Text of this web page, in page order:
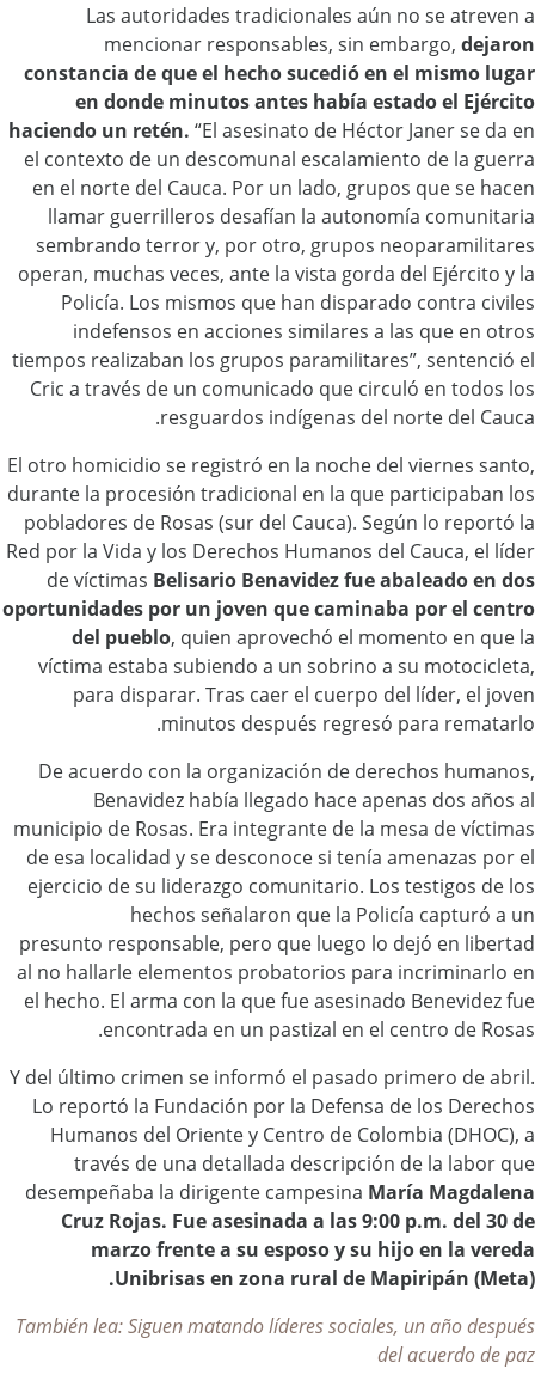
Las autoridades tradicionales aún no se atreven a
mencionar responsables, sin embargo, dejaron
constancia de que el hecho sucedió en el mismo lugar
en donde minutos antes había estado el Ejército
haciendo un retén. “El asesinato de Héctor Janer se da en
el contexto de un descomunal escalamiento de la guerra
en el norte del Cauca. Por un lado, grupos que se hacen
llamar guerrilleros desafían la autonomía comunitaria
sembrando terror y, por otro, grupos neoparamilitares
operan, muchas veces, ante la vista gorda del Ejército y la
Policía. Los mismos que han disparado contra civiles
indefensos en acciones similares a las que en otros
tiempos realizaban los grupos paramilitares”, sentenció el
Cric a través de un comunicado que circuló en todos los
resguardos indígenas del norte del Cauca.
El otro homicidio se registró en la noche del viernes santo,
durante la procesión tradicional en la que participaban los
pobladores de Rosas (sur del Cauca). Según lo reportó la
Red por la Vida y los Derechos Humanos del Cauca, el líder
de víctimas Belisario Benavidez fue abaleado en dos
oportunidades por un joven que caminaba por el centro
del pueblo, quien aprovechó el momento en que la
víctima estaba subiendo a un sobrino a su motocicleta,
para disparar. Tras caer el cuerpo del líder, el joven
minutos después regresó para rematarlo.
De acuerdo con la organización de derechos humanos,
Benavidez había llegado hace apenas dos años al
municipio de Rosas. Era integrante de la mesa de víctimas
de esa localidad y se desconoce si tenía amenazas por el
ejercicio de su liderazgo comunitario. Los testigos de los
hechos señalaron que la Policía capturó a un
presunto responsable, pero que luego lo dejó en libertad
al no hallarle elementos probatorios para incriminarlo en
el hecho. El arma con la que fue asesinado Benevidez fue
encontrada en un pastizal en el centro de Rosas.
Y del último crimen se informó el pasado primero de abril.
Lo reportó la Fundación por la Defensa de los Derechos
Humanos del Oriente y Centro de Colombia (DHOC), a
través de una detallada descripción de la labor que
desempeñaba la dirigente campesina María Magdalena
Cruz Rojas. Fue asesinada a las 9:00 p.m. del 30 de
marzo frente a su esposo y su hijo en la vereda
Unibrisas en zona rural de Mapiripán (Meta).
También lea: Siguen matando líderes sociales, un año después
del acuerdo de paz